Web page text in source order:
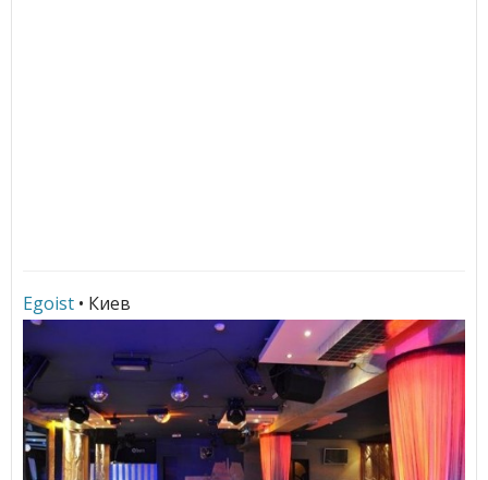
Egoist • Киев